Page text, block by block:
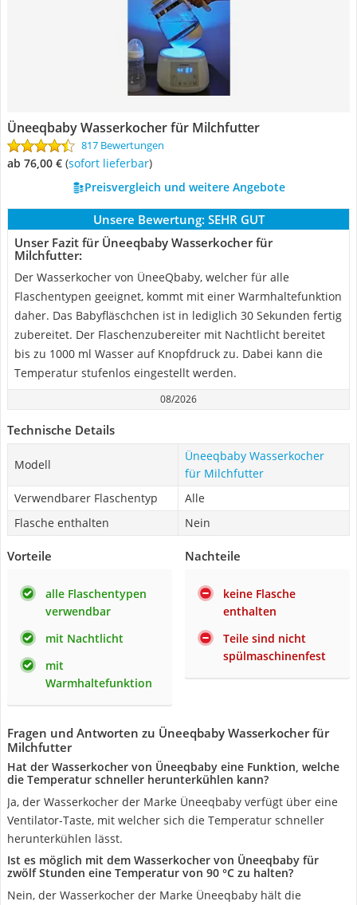
Üneeqbaby Wasserkocher für Milchfutter
817 Bewertungen
ab 76,00 € ( Sofort lieferbar)
Preisvergleich und weitere Angebote
Unsere Bewertung: SEHR GUT
Unser Fazit für Üneeqbaby Wasserkocher für
Milchfutter:
Der Wasserkocher von ÜneeQbaby, welcher für alle
Flaschentypen geeignet, kommt mit einer Warmhaltefunktion
daher. Das Babyfläschchen ist in lediglich 30 Sekunden fertig
zubereitet. Der Flaschenzubereiter mit Nachtlicht bereitet
bis zu 1000 ml Wasser auf Knopfdruck zu. Dabei kann die
Temperatur stufenlos eingestellt werden.
08/2026
Technische Details
Modell
Üneeqbaby Wasserkocher
für Milchfutter
Verwendbarer Flaschentyp
Alle
Flasche enthalten
Nein
Vorteile
alle Flaschentypen
verwendbar
mit Nachtlicht
mit
Warmhaltefunktion
Nachteile
keine Flasche
enthalten
Teile sind nicht
spülmaschinenfest
Fragen und Antworten zu Üneeqbaby Wasserkocher für
Milchfutter
Hat der Wasserkocher von Üneeqbaby eine Funktion, welche
die Temperatur schneller herunterkühlen kann?
Ja, der Wasserkocher der Marke Üneeqbaby verfügt über eine
Ventilator-Taste, mit welcher sich die Temperatur schneller
herunterkühlen lässt.
Ist es möglich mit dem Wasserkocher von Üneeqbaby für
zwölf Stunden eine Temperatur von 90 °C zu halten?
Nein, der Wasserkocher der Marke Üneeqbaby hält die